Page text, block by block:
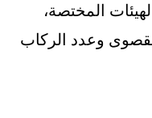
المختصة،
وعدد الركاب